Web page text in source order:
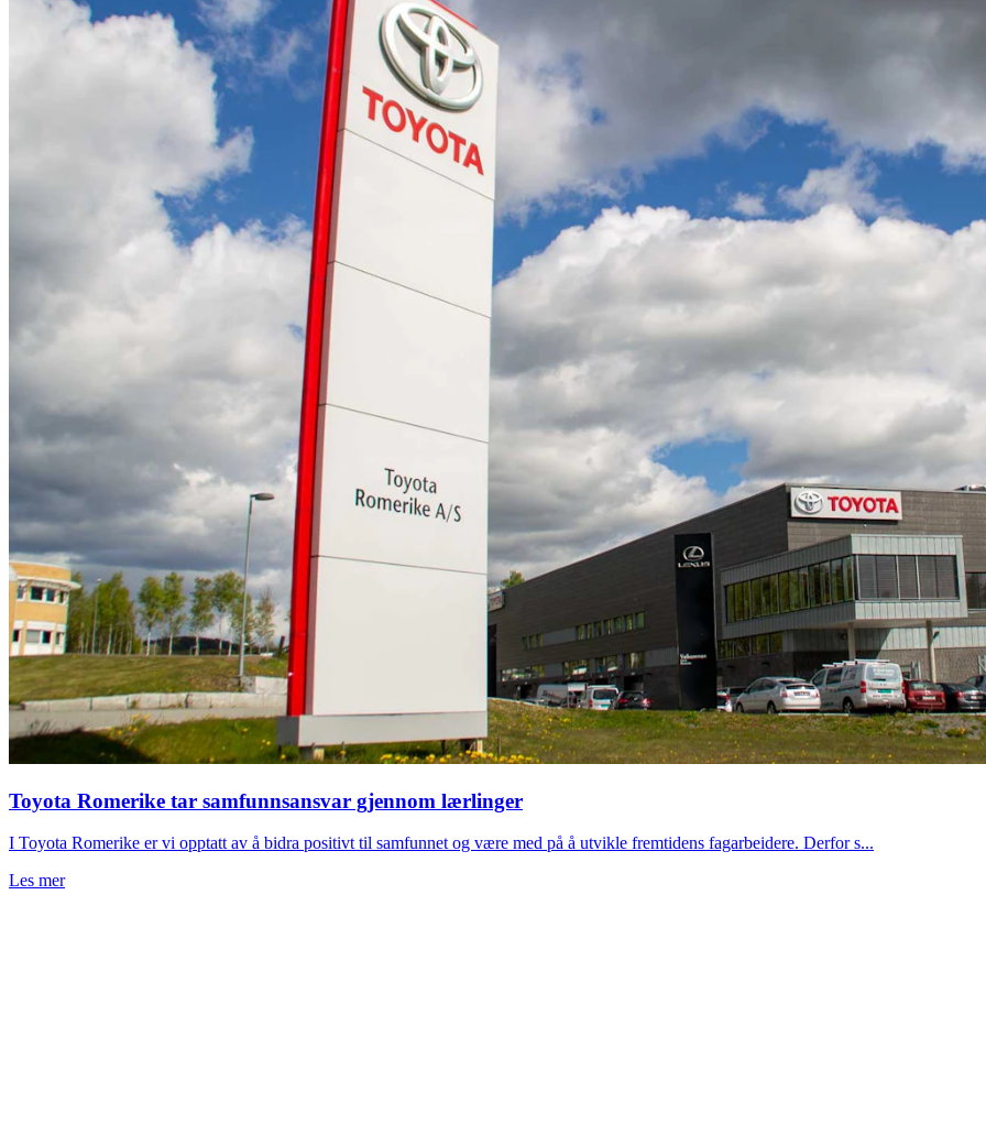
Toyota Romerike tar samfunnsansvar gjennom lærlinger
I Toyota Romerike er vi opptatt av å bidra positivt til samfunnet og være med på å utvikle fremtidens fagarbeidere. Derfor s...
Les mer